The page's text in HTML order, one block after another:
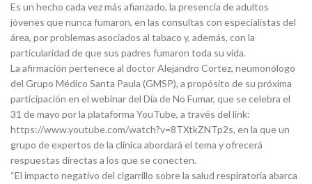
Es un hecho cada vez más afianzado, la presencia de adultos
jóvenes que nunca fumaron, en las consultas con especialistas del
área, por problemas asociados al tabaco y, además, con la
particularidad de que sus padres fumaron toda su vida.
La afirmación pertenece al doctor Alejandro Cortez, neumonólogo
del Grupo Médico Santa Paula (GMSP), a propósito de su próxima
participación en el webinar del Día de No Fumar, que se celebra el
31 de mayo por la plataforma YouTube, a través del link:
https://www.youtube.com/watch?v=8TXtkZNTp2s, en la que un
grupo de expertos de la clínica abordará el tema y ofrecerá
respuestas directas a los que se conecten.
“El impacto negativo del cigarrillo sobre la salud respiratoria abarca